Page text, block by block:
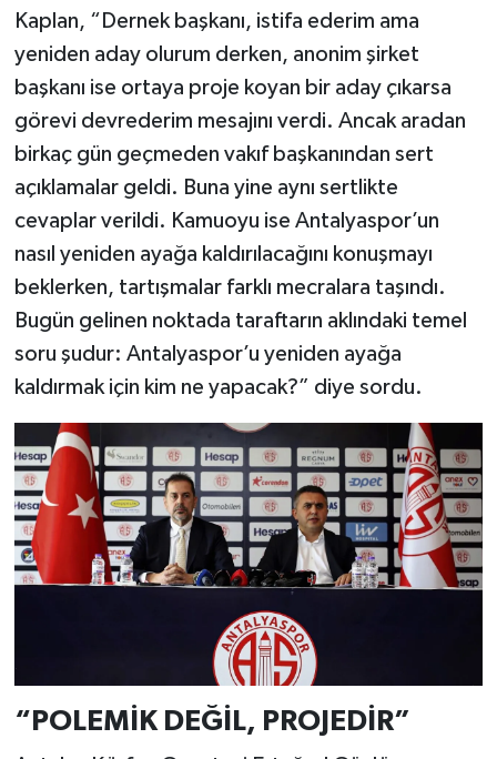
Kaplan, “Dernek başkanı, istifa ederim ama
yeniden aday olurum derken, anonim şirket
başkanı ise ortaya proje koyan bir aday çıkarsa
görevi devrederim mesajını verdi. Ancak aradan
birkaç gün geçmeden vakıf başkanından sert
açıklamalar geldi. Buna yine aynı sertlikte
cevaplar verildi. Kamuoyu ise Antalyaspor’un
nasıl yeniden ayağa kaldırılacağını konuşmayı
beklerken, tartışmalar farklı mecralara taşındı.
Bugün gelinen noktada taraftarın aklındaki temel
soru şudur: Antalyaspor’u yeniden ayağa
kaldırmak için kim ne yapacak?” diye sordu.
“POLEMİK DEĞİL, PROJEDİR”